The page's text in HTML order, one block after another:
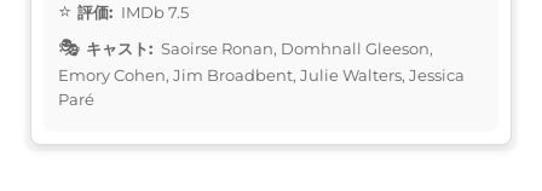
評価: IMDb 7.5
キャスト: Saoirse Ronan, Domhnall Gleeson,
Emory Cohen, Jim Broadbent, Julie Walters, Jessica
Paré